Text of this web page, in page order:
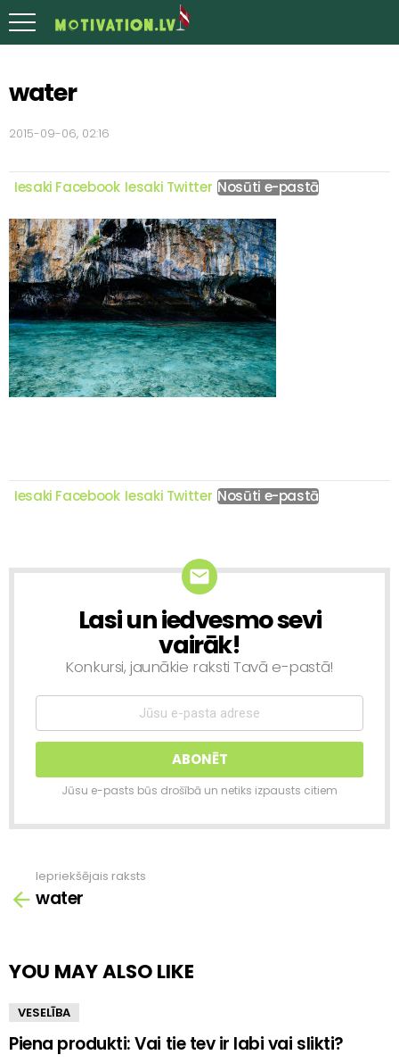
water
2015-09-06, 02:16
Iesaki Facebook Iesaki Twitter Nosūti e-pastā
Iesaki Facebook Iesaki Twitter Nosūti e-pastā
NEWSLETTER
Lasi un iedvesmo sevi
vairāk!
Konkursi, jaunākie raksti Tavā e-pastā!
Jūsu e-pasts būs drošībā un netiks izpausts citiem
Skatīt
vairāk
Iepriekšējais raksts
water
YOU MAY ALSO LIKE
VESELĪBA
Piena produkti: Vai tie tev ir labi vai slikti?